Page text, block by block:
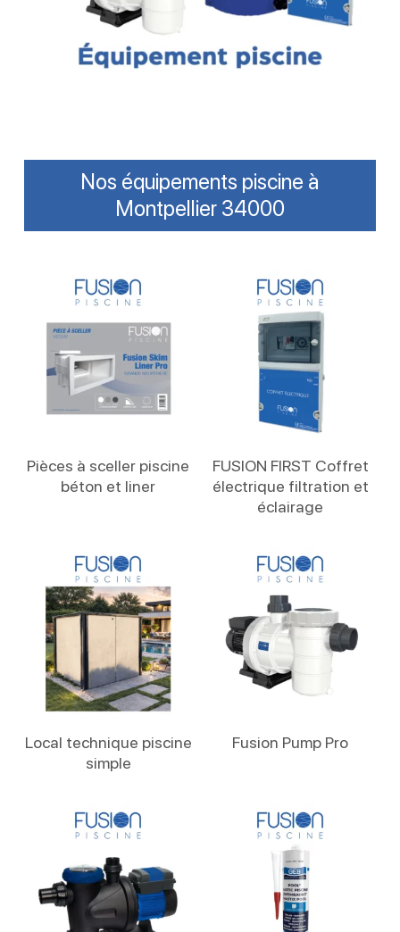
Nos équipements piscine à
Montpellier 34000
Pièces à sceller piscine
béton et liner
FUSION FIRST Coffret
électrique filtration et
éclairage
Local technique piscine
simple
Fusion Pump Pro